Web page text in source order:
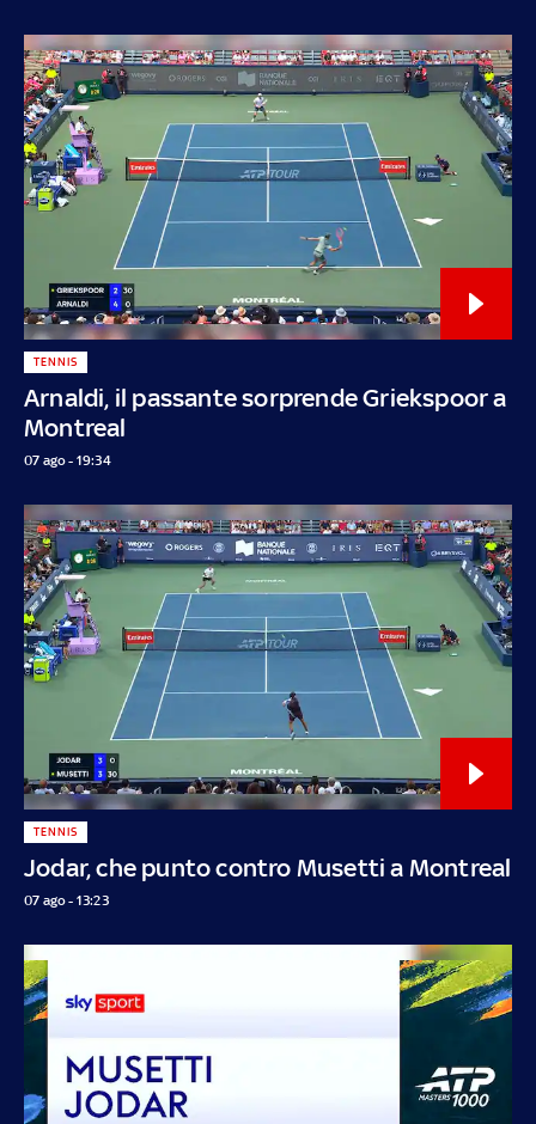
Arnaldi, il passante sorprende Griekspoor a
Montreal
TENNIS
07 ago - 19:34
Jodar, che punto contro Musetti a Montreal
TENNIS
07 ago - 13:23